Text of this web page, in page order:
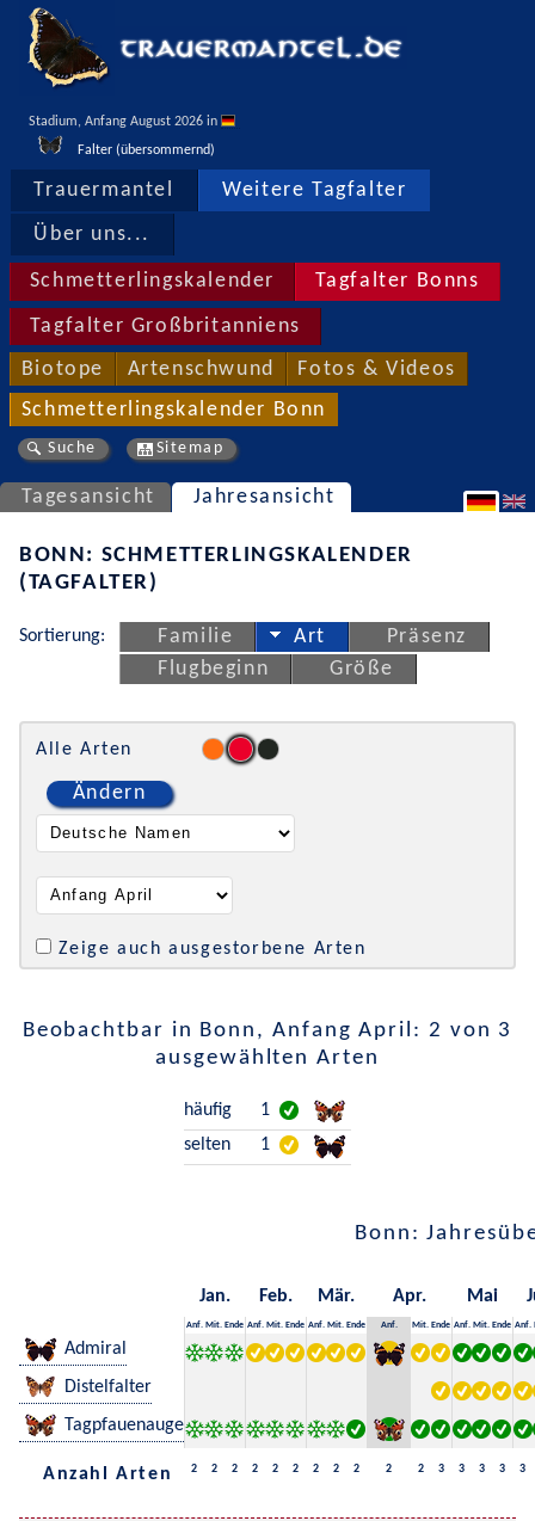
Stadium, Anfang August 2026 in
Falter (übersommernd)
Trauermantel Weitere Tagfalter
Über uns...
Schmetterlingskalender Tagfalter Bonns
Tagfalter Großbritanniens
Biotope Artenschwund Fotos & Videos
Schmetterlingskalender Bonn
Suche Sitemap
Tagesansicht Jahresansicht
BONN: SCHMETTERLINGSKALENDER
(TAGFALTER)
Sortierung: Familie Art
Präsenz
Flugbeginn
Größe
Alle Arten
Ändern
Zeige auch ausgestorbene Arten
Beobachtbar in Bonn, Anfang April: 2 von 3
ausgewählten Arten
häufig
1
selten
1
Bonn:
Jan. Feb. Mär. Apr. Mai
Anf. Mit. Ende Anf. Mit. Ende Anf. Mit. Ende Anf. Mit. Ende Anf. Mit. Ende Anf.
Admiral
Distelfalter
Tagpfauenauge
Anzahl Arten 2 2 2 2 2 2 2 2 2 2 2 3 3 3 3 3